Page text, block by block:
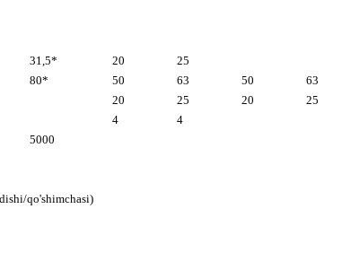
31,5* 20
25
80* 50 63 50
63
20 25 20
25
4
4
5000
qo'shimchasi)